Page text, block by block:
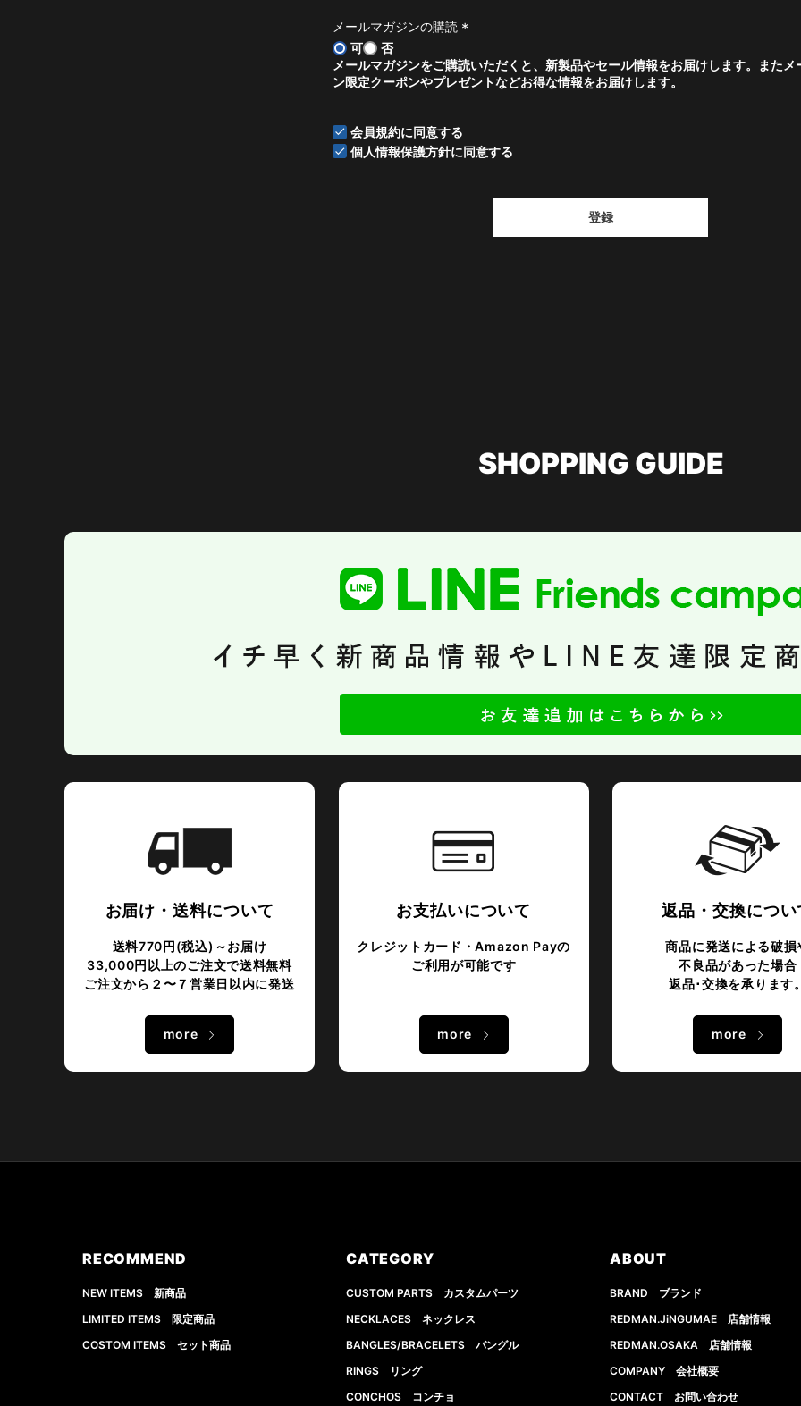
メールマガジンの購読
必
須
可
否
メールマガジンをご購読いただくと、新製品やセール情報をお届けします。またメ
ン限定クーポンやプレゼントなどお得な情報をお届けします。
会員規約に同意する
個人情報保護方針に同意する
登録
SHOPPING GUIDE
お届け・送料について
送料770円(税込)～お届け
33,000円以上のご注文で送料無料
ご注文から２〜７営業日以内に発送
more
お支払いについて
クレジットカード・Amazon Payの
ご利用が可能です
more
返品・交換につい
商品に発送による破損
不良品があった場合
返品･交換を承ります。
more
RECOMMEND
NEW ITEMS 新商品
LIMITED ITEMS 限定商品
COSTOM ITEMS セット商品
CATEGORY
CUSTOM PARTS カスタムパーツ
NECKLACES ネックレス
BANGLES/BRACELETS バングル
RINGS リング
CONCHOS コンチョ
ABOUT
BRAND ブランド
REDMAN.JiNGUMAE 店舗情報
REDMAN.OSAKA 店舗情報
COMPANY 会社概要
CONTACT お問い合わせ